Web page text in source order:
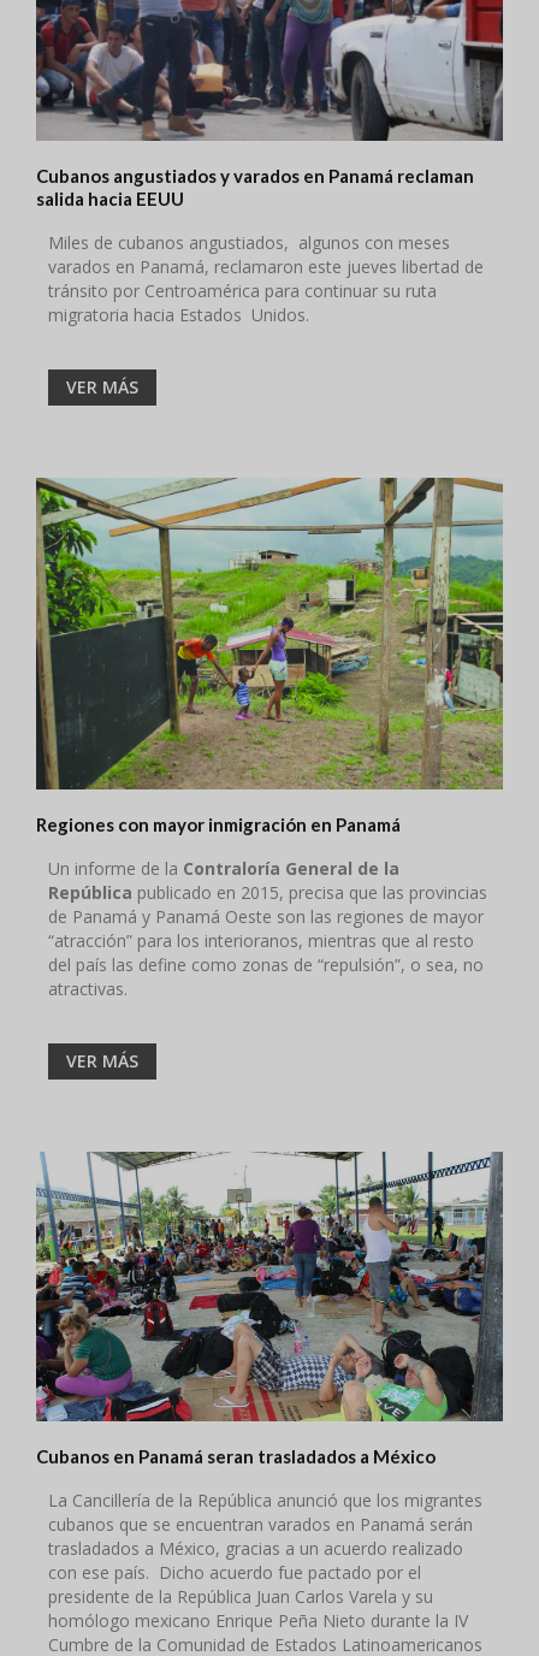
Cubanos angustiados y varados en Panamá reclaman
salida hacia EEUU
Miles de cubanos angustiados, algunos con meses
varados en Panamá, reclamaron este jueves libertad de
tránsito por Centroamérica para continuar su ruta
migratoria hacia Estados Unidos.
VER MÁS
Regiones con mayor inmigración en Panamá
Un informe de la Contraloría General de la
República publicado en 2015, precisa que las provincias
de Panamá y Panamá Oeste son las regiones de mayor
“atracción” para los interioranos, mientras que al resto
del país las define como zonas de “repulsión”, o sea, no
atractivas.
VER MÁS
Cubanos en Panamá seran trasladados a México
La Cancillería de la República anunció que los migrantes
cubanos que se encuentran varados en Panamá serán
trasladados a México, gracias a un acuerdo realizado
con ese país. Dicho acuerdo fue pactado por el
presidente de la República Juan Carlos Varela y su
homólogo mexicano Enrique Peña Nieto durante la IV
Cumbre de la Comunidad de Estados Latinoamericanos